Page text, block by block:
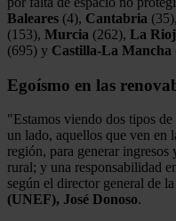
Baleares (4), Cantabria (35),
(153), Murcia (262), La
(695) y Castilla-La Mancha
Egoísmo en las
"Estamos viendo dos tipos
un lado, aquellos que ven en
región, para generar
rural; y una responsabilidad
según el director general de la
(UNEF), José Donoso.